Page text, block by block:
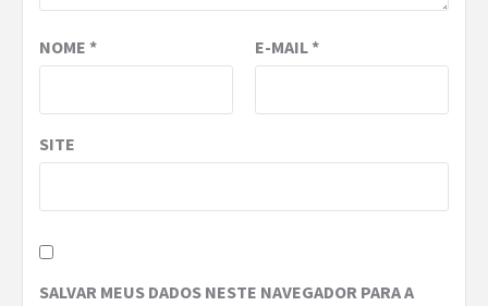
NOME * E-MAIL*
SITE
SALVAR MEUS DADOS NESTE NAVEGADOR PARA A